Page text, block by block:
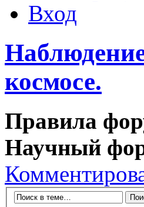
Вход
космосе.
Правила
Научный